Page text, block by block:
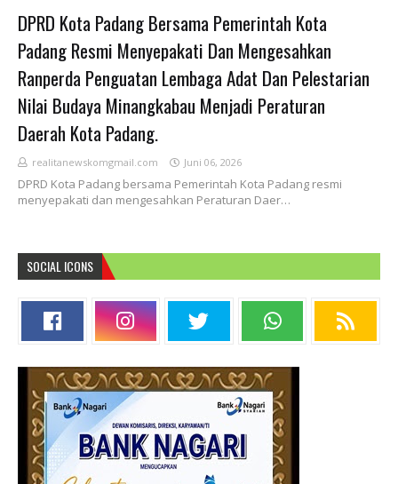
DPRD Kota Padang Bersama Pemerintah Kota
Padang Resmi Menyepakati Dan Mengesahkan
Ranperda Penguatan Lembaga Adat Dan Pelestarian
Nilai Budaya Minangkabau Menjadi Peraturan
Daerah Kota Padang.
realitanewskomgmail.com Juni 06, 2026
DPRD Kota Padang bersama Pemerintah Kota Padang resmi
menyepakati dan mengesahkan Peraturan Daer…
SOCIAL ICONS